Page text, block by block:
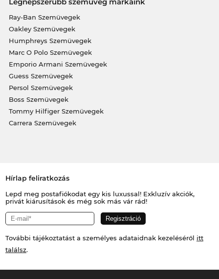
Legnépszerűbb szemüveg márkáink
Ray-Ban Szemüvegek
Oakley Szemüvegek
Humphreys Szemüvegek
Marc O Polo Szemüvegek
Emporio Armani Szemüvegek
Guess Szemüvegek
Persol Szemüvegek
Boss Szemüvegek
Tommy Hilfiger Szemüvegek
Carrera Szemüvegek
Hírlap feliratkozás
Lepd meg postafiókodat egy kis luxussal! Exkluzív akciók,
privát kiárusítások és még sok más vár rád!
További tájékoztatást a személyes adataidnak kezeléséről itt
találsz.